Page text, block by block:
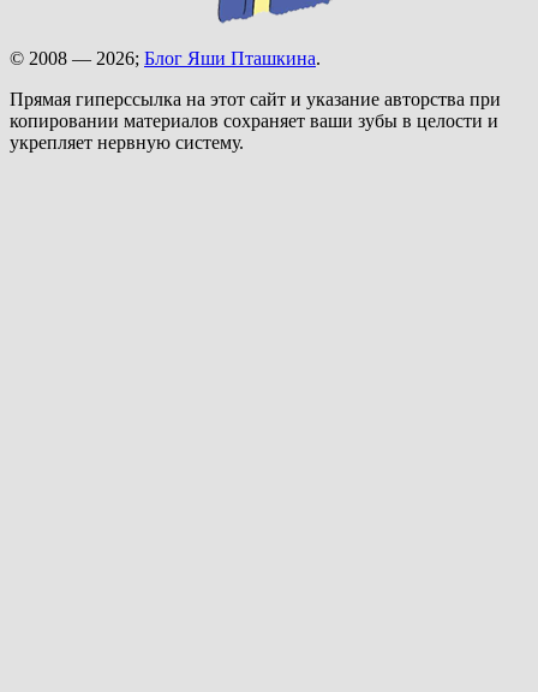
© 2008 — 2026; Блог Яши Пташкина.
Прямая гиперссылка на этот сайт и указание авторства при
копировании материалов сохраняет ваши зубы в целости и
укрепляет нервную систему.